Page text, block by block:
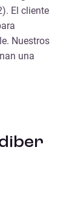
El cliente
Nuestros
una